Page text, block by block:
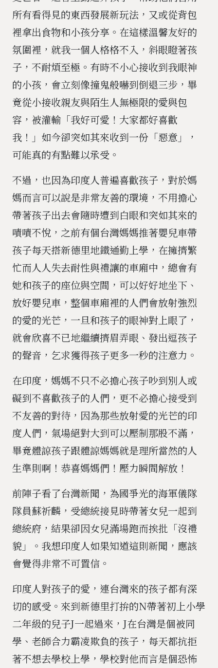
所有看得見的東西發展新玩法，又或從背包
裡拿出食物和小孩分享。在這樣溫馨友好的
氛圍裡，就我一個人格格不入，斜眼瞪著孩
子，不耐煩至極。有時不小心接收到我眼神
的小孩，會立刻像撞鬼般嚇到倒退三步，畢
竟從小接收親友與陌生人無極限的愛與包
容，被灌輸「我好可愛！大家都好喜歡
我！」如今卻突如其來收到一份「惡意」，
可能真的有點難以承受。
不過，也因為印度人普遍喜歡孩子，對於媽
媽而言可以說是非常友善的環境，不用擔心
帶著孩子出去會隨時遭到白眼和突如其來的
嘖嘖不悅，之前有個台灣媽媽推著嬰兒車帶
孩子每天搭新德里地鐵通勤上學，在擁擠繁
忙而人人失去耐性與禮讓的車廂中，總會有
她和孩子的座位與空間，可以好好地坐下、
放好嬰兒車，整個車廂裡的人們會放射強烈
的愛的光芒，一旦和孩子的眼神對上眼了，
就會欣喜不已地繼續擠眉弄眼、發出逗孩子
的聲音，乞求獲得孩子更多一秒的注意力。
在印度，媽媽不只不必擔心孩子吵到別人或
礙到不喜歡孩子的人們，更不必擔心接受到
不友善的對待，因為那些放射愛的光芒的印
度人們，氣場絕對大到可以壓制那股不滿，
畢竟體諒孩子跟體諒媽媽就是理所當然的人
生準則啊！恭喜媽媽們！壓力瞬間解放！
前陣子看了台灣新聞，為國爭光的海軍儀隊
隊員蘇祈麟，受總統接見時帶著女兒一起到
總統府，結果卻因女兒滿場跑而挨批「沒禮
貌」。我想印度人如果知道這則新聞，應該
會覺得非常不可置信。
印度人對孩子的愛，連台灣來的孩子都有深
切的感受。來到新德里打拚的N帶著初上小學
二年級的兒子J一起過來，J在台灣是個被同
學、老師合力霸凌欺負的孩子，每天都抗拒
著不想去學校上學，學校對他而言是個恐怖